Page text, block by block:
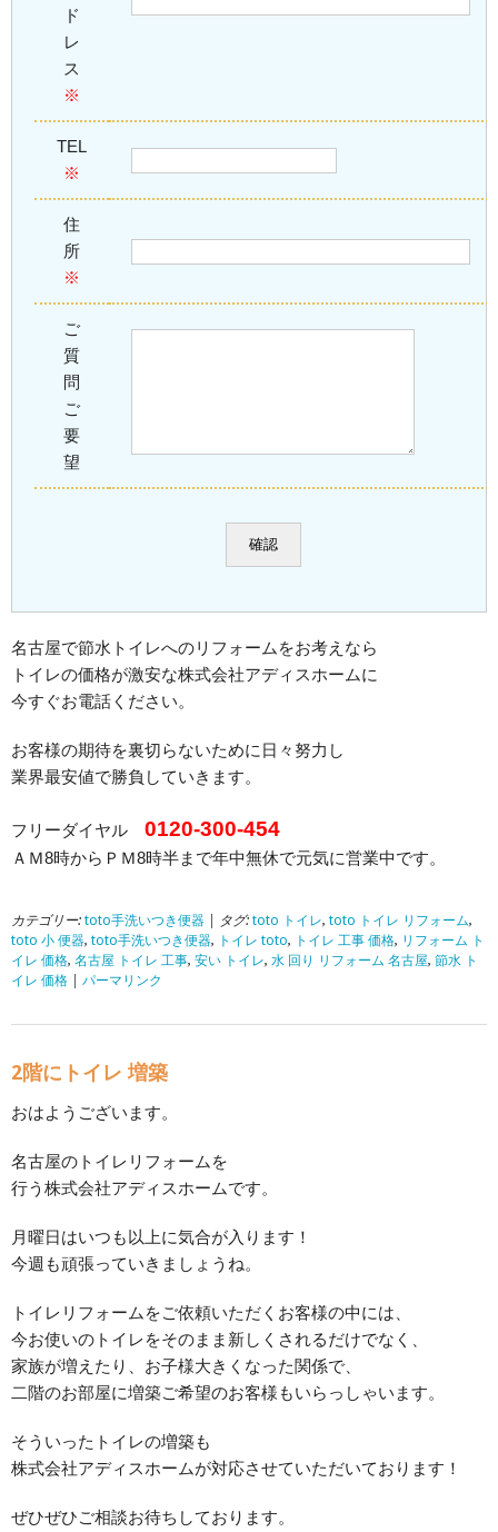
ド
レ
ス
※
TEL
※
住
所
※
ご
質
問
ご
要
望
名古屋で節水トイレへのリフォームをお考えなら
トイレの価格が激安な株式会社アディスホームに
今すぐお電話ください。
お客様の期待を裏切らないために日々努力し
業界最安値で勝負していきます。
フリーダイヤル 0120-300-454
ＡＭ8時からＰＭ8時半まで年中無休で元気に営業中です。
カテゴリー: toto手洗いつき便器 | タグ: toto トイレ, toto トイレ リフォーム,
toto 小 便器, toto手洗いつき便器, トイレ toto, トイレ 工事 価格, リフォーム ト
イレ 価格, 名古屋 トイレ 工事, 安い トイレ, 水 回り リフォーム 名古屋, 節水 ト
イレ 価格
パーマリンク
2階にトイレ 増築
おはようございます。
名古屋のトイレリフォームを
行う株式会社アディスホームです。
月曜日はいつも以上に気合が入ります！
今週も頑張っていきましょうね。
トイレリフォームをご依頼いただくお客様の中には、
今お使いのトイレをそのまま新しくされるだけでなく、
家族が増えたり、お子様大きくなった関係で、
二階のお部屋に増築ご希望のお客様もいらっしゃいます。
そういったトイレの増築も
株式会社アディスホームが対応させていただいております！
ぜひぜひご相談お待ちしております。